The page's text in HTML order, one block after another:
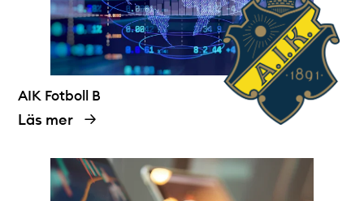
AIK Fotboll B
Läs mer